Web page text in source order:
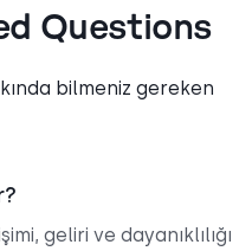
Questions
bilmeniz gereken
geliri ve dayanıklılığı